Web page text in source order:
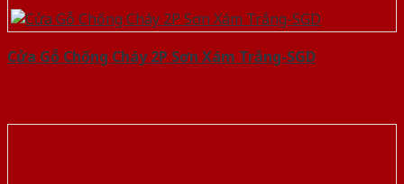
Cửa Gỗ Chống Cháy 2P Sơn Xám Trắng-SGD